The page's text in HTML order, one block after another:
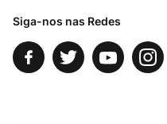
Siga-nos nas Redes